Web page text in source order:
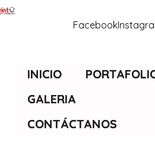
Facebook
INICIO
GALERIA
CONTÁCTANOS